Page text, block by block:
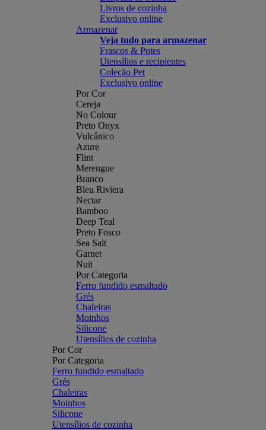
Livros de cozinha
Exclusivo online
Armazenar
Veja tudo para armazenar
Frascos & Potes
Utensílios e recipientes
Coleção Pet
Exclusivo online
Por Cor
Cereja
No Colour
Preto Onyx
Vulcânico
Azure
Flint
Merengue
Branco
Bleu Riviera
Nectar
Bamboo
Deep Teal
Preto Fosco
Sea Salt
Garnet
Nuit
Por Categoria
Ferro fundido esmaltado
Grés
Chaleiras
Moinhos
Silicone
Utensílios de cozinha
Por Cor
Por Categoria
Ferro fundido esmaltado
Grés
Chaleiras
Moinhos
Silicone
Utensílios de cozinha